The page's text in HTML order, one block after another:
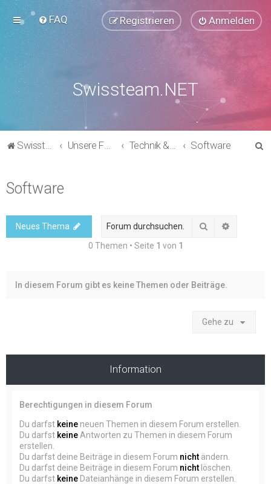
FAQ Anmelden
Registrieren
Swissteam.NET
Swissteam.NET Unsere Foren Technik & Support Software
Software
Neues Thema Suche
0 Themen • Seite 1 von 1
In diesem Forum gibt es keine Themen oder Beiträge.
Gehe zu
Information
Berechtigungen in diesem Forum
Du darfst keine neuen Themen in diesem Forum erstellen.
Du darfst keine Antworten zu Themen in diesem Forum
erstellen.
Du darfst deine Beiträge in diesem Forum nicht ändern.
Du darfst deine Beiträge in diesem Forum nicht löschen.
Du darfst keine Dateianhänge in diesem Forum erstellen.